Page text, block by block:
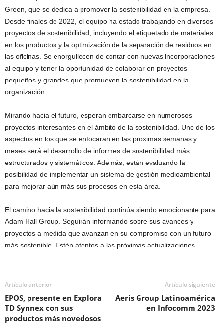
Green, que se dedica a promover la sostenibilidad en la empresa.
Desde finales de 2022, el equipo ha estado trabajando en diversos
proyectos de sostenibilidad, incluyendo el etiquetado de materiales
en los productos y la optimización de la separación de residuos en
las oficinas. Se enorgullecen de contar con nuevas incorporaciones
al equipo y tener la oportunidad de colaborar en proyectos
pequeños y grandes que promueven la sostenibilidad en la
organización.
Mirando hacia el futuro, esperan embarcarse en numerosos
proyectos interesantes en el ámbito de la sostenibilidad. Uno de los
aspectos en los que se enfocarán en las próximas semanas y
meses será el desarrollo de informes de sostenibilidad más
estructurados y sistemáticos. Además, están evaluando la
posibilidad de implementar un sistema de gestión medioambiental
para mejorar aún más sus procesos en esta área.
El camino hacia la sostenibilidad continúa siendo emocionante para
Adam Hall Group. Seguirán informando sobre sus avances y
proyectos a medida que avanzan en su compromiso con un futuro
más sostenible. Estén atentos a las próximas actualizaciones.
Artículo anterior
EPOS, presente en Explora
TD Synnex con sus
productos más novedosos
Artículo siguiente
Aeris Group Latinoamérica
en Infocomm 2023